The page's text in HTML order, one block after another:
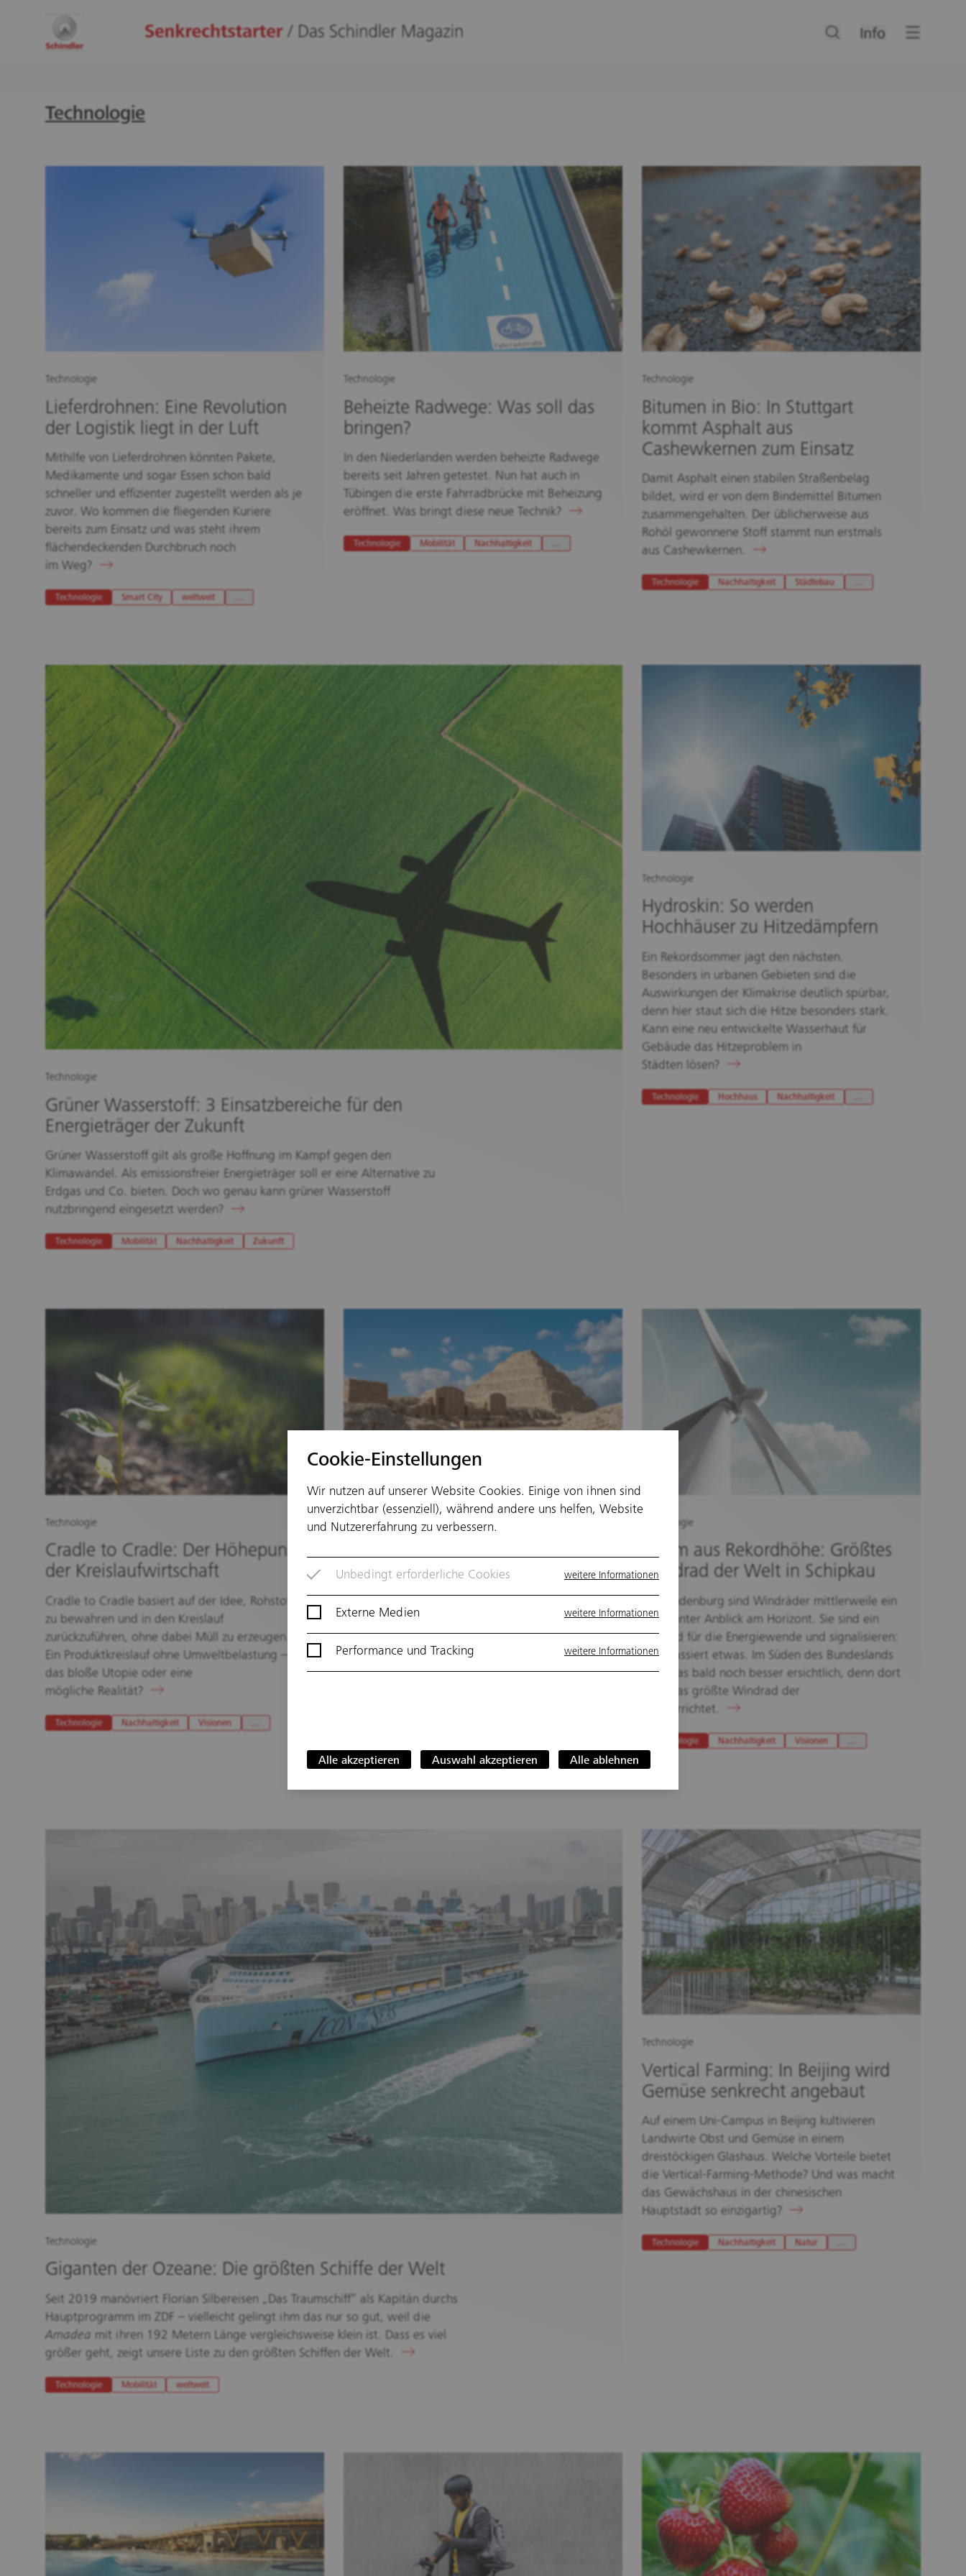
Cookie-Einstellungen
Wir nutzen auf unserer Website Cookies. Einige von ihnen sind
unverzichtbar (essenziell), während andere uns helfen, Website
und Nutzererfahrung zu verbessern.
Unbedingt erforderliche Cookies weitere Informationen
Externe Medien weitere Informationen
Performance und Tracking weitere Informationen
Alle akzeptieren Auswahl akzeptieren Alle ablehnen
Technologie
Technologie
Lieferdrohnen: Eine Revolution
der Logistik liegt in der Luft
Mithilfe von Lieferdrohnen könnten Pakete,
Medikamente und sogar Essen schon bald
schneller und effizienter zugestellt werden als je
zuvor. Wo kommen die fliegenden Kuriere
bereits zum Einsatz und was steht ihrem
flächendeckenden Durchbruch noch
im Weg?
Technologie Smart City weltweit
Technologie
Beheizte Radwege: Was soll das
bringen?
In den Niederlanden werden beheizte Radwege
bereits seit Jahren getestet. Nun hat auch in
Tübingen die erste Fahrradbrücke mit Beheizung
eröffnet. Was bringt diese neue Technik?
Technologie Mobilität Nachhaltigkeit
Technologie
Bitumen in Bio: In Stuttgart
kommt Asphalt aus
Cashewkernen zum Einsatz
Damit Asphalt einen stabilen Straßenbelag
bildet, wird er von dem Bindemittel Bitumen
zusammengehalten. Der üblicherweise aus
Rohöl gewonnene Stoff stammt nun erstmals
aus Cashewkernen.
Technologie Nachhaltigkeit Städtebau
Technologie
Grüner Wasserstoff: 3 Einsatzbereiche für den
Energieträger der Zukunft
Grüner Wasserstoff gilt als große Hoffnung im Kampf gegen den
Klimawandel. Als emissionsfreier Energieträger soll er eine Alternative zu
Erdgas und Co. bieten. Doch wo genau kann grüner Wasserstoff
nutzbringend eingesetzt werden?
Technologie Mobilität Nachhaltigkeit Zukunft
Technologie
Hydroskin: So werden
Hochhäuser zu Hitzedämpfern
Ein Rekordsommer jagt den nächsten.
Besonders in urbanen Gebieten sind die
Auswirkungen der Klimakrise deutlich spürbar,
denn hier staut sich die Hitze besonders stark.
Kann eine neu entwickelte Wasserhaut für
Gebäude das Hitzeproblem in
Städten lösen?
Technologie Hochhaus Nachhaltigkeit
Technologie
Cradle to Cradle: Der Höhepunkt
der Kreislaufwirtschaft
Cradle to Cradle basiert auf der Idee, Rohstoffe
zu bewahren und in den Kreislauf
zurückzuführen, ohne dabei Müll zu erzeugen.
Ein Produktkreislauf ohne Umweltbelastung – ist
das bloße Utopie oder eine
mögliche Realität?
Technologie Nachhaltigkeit Visionen
Technologie
Hydraulischer Aufzug beim
Pyramidenbau: War das der Trick
der alten Ägypter?
aber auch Hinweise dafür, dass sich bereits die
Technologie Aufzug Lift …
Technologie
Strom aus Rekordhöhe: Größtes
Windrad der Welt in Schipkau
In Brandenburg sind Windräder mittlerweile ein
gewohnter Anblick am Horizont. Sie sind ein
Sinnbild für die Energiewende und signalisieren:
Hier passiert etwas. Im Süden des Bundeslands
wird das bald noch besser ersichtlich, denn dort
wird das größte Windrad der
Welt errichtet.
Technologie Nachhaltigkeit Visionen
Technologie
Giganten der Ozeane: Die größten Schiffe der Welt
Seit 2019 manövriert Florian Silbereisen „Das Traumschiff“ als Kapitän durchs
Hauptprogramm im ZDF – vielleicht gelingt ihm das nur so gut, weil die
Amadea mit ihren 192 Metern Länge vergleichsweise klein ist. Dass es viel
größer geht, zeigt unsere Liste zu den größten Schiffen der Welt.
Technologie Mobilität weltweit
Technologie
Vertical Farming: In Beijing wird
Gemüse senkrecht angebaut
Auf einem Uni-Campus in Beijing kultivieren
Landwirte Obst und Gemüse in einem
dreistöckigen Glashaus. Welche Vorteile bietet
die Vertical-Farming-Methode? Und was macht
das Gewächshaus in der chinesischen
Hauptstadt so einzigartig?
Technologie Nachhaltigkeit Natur